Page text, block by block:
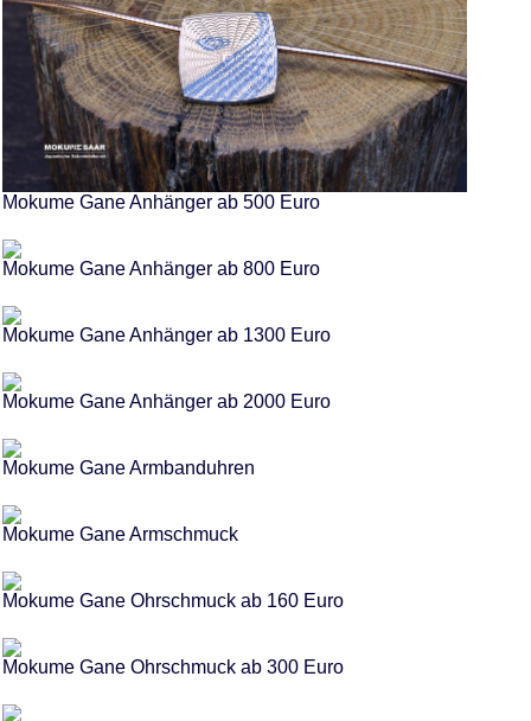
Mokume Gane Anhänger ab 500 Euro
Mokume Gane Anhänger ab 800 Euro
Mokume Gane Anhänger ab 1300 Euro
Mokume Gane Anhänger ab 2000 Euro
Mokume Gane Armbanduhren
Mokume Gane Armschmuck
Mokume Gane Ohrschmuck ab 160 Euro
Mokume Gane Ohrschmuck ab 300 Euro